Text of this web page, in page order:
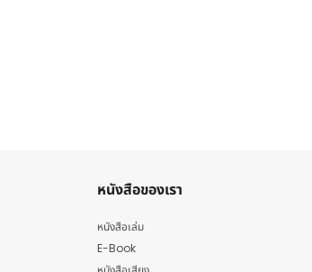
หนังสือของเรา
หนังสือเล่ม
E-Book